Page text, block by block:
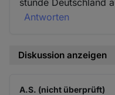
stünde Deutschland
Antworten
Diskussion anzeigen
A.S. (nicht überprüft)